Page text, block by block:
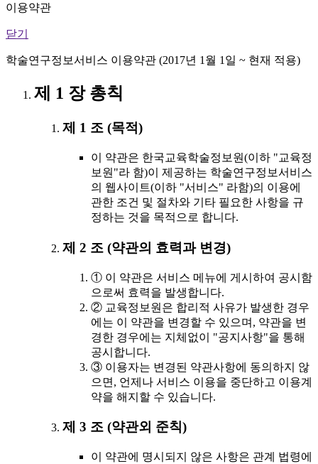
이용약관
닫기
학술연구정보서비스 이용약관 (2017년 1월 1일 ~ 현재 적용)
제 1 장 총칙
제 1 조 (목적)
이 약관은 한국교육학술정보원(이하 "교육정
보원"라 함)이 제공하는 학술연구정보서비스
의 웹사이트(이하 "서비스" 라함)의 이용에
관한 조건 및 절차와 기타 필요한 사항을 규
정하는 것을 목적으로 합니다.
제 2 조 (약관의 효력과 변경)
① 이 약관은 서비스 메뉴에 게시하여 공시함
으로써 효력을 발생합니다.
② 교육정보원은 합리적 사유가 발생한 경우
에는 이 약관을 변경할 수 있으며, 약관을 변
경한 경우에는 지체없이 "공지사항"을 통해
공시합니다.
③ 이용자는 변경된 약관사항에 동의하지 않
으면, 언제나 서비스 이용을 중단하고 이용계
약을 해지할 수 있습니다.
제 3 조 (약관외 준칙)
이 약관에 명시되지 않은 사항은 관계 법령에